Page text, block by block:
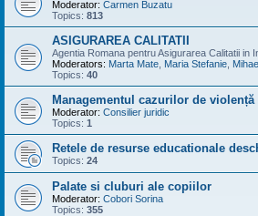
Moderator: Carmen Buzatu
Topics: 813
ASIGURAREA CALITATII
Agentia Romana pentru Asigurarea Calitatii in
Moderators: Marta Mate Maria Stefanie
Topics: 40
Managementul cazurilor de violență
Moderator: Consilier juridic
Topics: 1
Retele de resurse educationale
Topics: 24
Palate si cluburi ale copiilor
Moderator: Cobori Sorina
Topics: 355